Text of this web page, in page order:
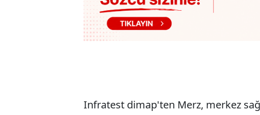
Infratest dimap'ten Merz, merkez